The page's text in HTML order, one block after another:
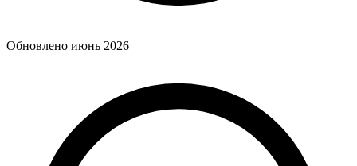
Обновлено июнь 2026